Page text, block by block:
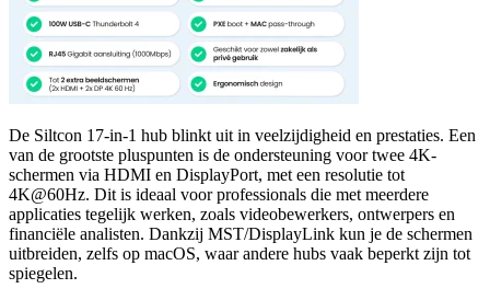
De Siltcon 17-in-1 hub blinkt uit in veelzijdigheid en prestaties. Een
van de grootste pluspunten is de ondersteuning voor twee 4K-
schermen via HDMI en DisplayPort, met een resolutie tot
4K@60Hz. Dit is ideaal voor professionals die met meerdere
applicaties tegelijk werken, zoals videobewerkers, ontwerpers en
financiële analisten. Dankzij MST/DisplayLink kun je de schermen
uitbreiden, zelfs op macOS, waar andere hubs vaak beperkt zijn tot
spiegelen.